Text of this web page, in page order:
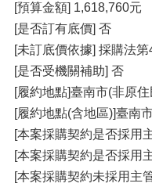
[預算金額] 1,618,760元
[是否訂有底價] 否
[未訂底價依據] 採購法
[是否受機關補助] 否
[履約地點]臺南市(非原
[履約地點(含地區)]臺南
[本案採購契約是否採用
[本案採購契約是否採用
[本案採購契約未採用主